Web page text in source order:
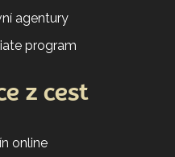
agentury
program
z cest
online